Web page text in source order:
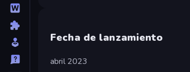
Fecha de lanzamiento
abril 2023